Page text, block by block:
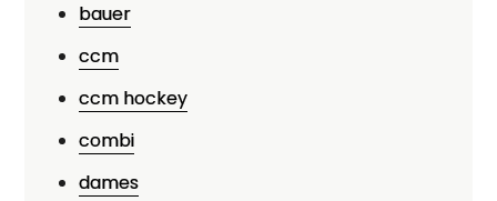
bauer
ccm
ccm hockey
combi
dames